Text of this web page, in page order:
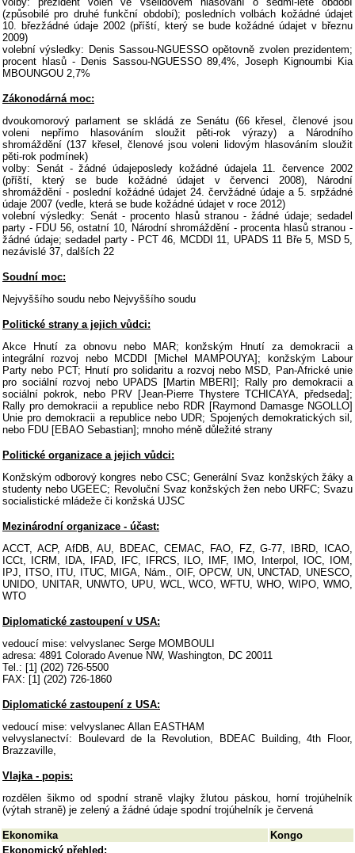
(způsobilé pro druhé funkční období); posledních volbách kožádné údajet
10. březžádné údaje 2002 (příští, který se bude kožádné údajet v březnu
2009)
volební výsledky: Denis Sassou-NGUESSO opětovně zvolen prezidentem;
procent hlasů - Denis Sassou-NGUESSO 89,4%, Joseph Kignoumbi Kia
MBOUNGOU 2,7%
Zákonodárná moc:
dvoukomorový parlament se skládá ze Senátu (66 křesel, členové jsou
voleni nepřímo hlasováním sloužit pěti-rok výrazy) a Národního
shromáždění (137 křesel, členové jsou voleni lidovým hlasováním sloužit
pěti-rok podmínek)
volby: Senát - žádné údajeposledy kožádné údajela 11. července 2002
(příští, který se bude kožádné údajet v červenci 2008), Národní
shromáždění - poslední kožádné údajet 24. červžádné údaje a 5. srpžádné
údaje 2007 (vedle, která se bude kožádné údajet v roce 2012)
volební výsledky: Senát - procento hlasů stranou - žádné údaje; sedadel
party - FDU 56, ostatní 10, Národní shromáždění - procenta hlasů stranou -
žádné údaje; sedadel party - PCT 46, MCDDI 11, UPADS 11 Bře 5, MSD 5,
nezávislé 37, dalších 22
Soudní moc:
Nejvyššího soudu nebo Nejvyššího soudu
Politické strany a jejich vůdci:
Akce Hnutí za obnovu nebo MAR; konžským Hnutí za demokracii a
integrální rozvoj nebo MCDDI [Michel MAMPOUYA]; konžským Labour
Party nebo PCT; Hnutí pro solidaritu a rozvoj nebo MSD, Pan-Africké unie
pro sociální rozvoj nebo UPADS [Martin MBERI]; Rally pro demokracii a
sociální pokrok, nebo PRV [Jean-Pierre Thystere TCHICAYA, předseda];
Rally pro demokracii a republice nebo RDR [Raymond Damasge NGOLLO]
Unie pro demokracii a republice nebo UDR; Spojených demokratických sil,
nebo FDU [EBAO Sebastian]; mnoho méně důležité strany
Politické organizace a jejich vůdci:
Konžským odborový kongres nebo CSC; Generální Svaz konžských žáky a
studenty nebo UGEEC; Revoluční Svaz konžských žen nebo URFC; Svazu
socialistické mládeže či konžská UJSC
Mezinárodní organizace - účast:
ACCT, ACP, AfDB, AU, BDEAC, CEMAC, FAO, FZ, G-77, IBRD, ICAO,
ICCt, ICRM, IDA, IFAD, IFC, IFRCS, ILO, IMF, IMO, Interpol, IOC, IOM,
IPJ, ITSO, ITU, ITUC, MIGA, Nám., OIF, OPCW, UN, UNCTAD, UNESCO,
UNIDO, UNITAR, UNWTO, UPU, WCL, WCO, WFTU, WHO, WIPO, WMO,
WTO
Diplomatické zastoupení v USA:
vedoucí mise: velvyslanec Serge MOMBOULI
adresa: 4891 Colorado Avenue NW, Washington, DC 20011
Tel.: [1] (202) 726-5500
FAX: [1] (202) 726-1860
Diplomatické zastoupení z USA:
vedoucí mise: velvyslanec Allan EASTHAM
velvyslanectví: Boulevard de la Revolution, BDEAC Building, 4th Floor,
Brazzaville,
Vlajka - popis:
rozdělen šikmo od spodní straně vlajky žlutou páskou, horní trojúhelník
(výtah straně) je zelený a žádné údaje spodní trojúhelník je červená
Ekonomika
Kongo
Ekonomický přehled: